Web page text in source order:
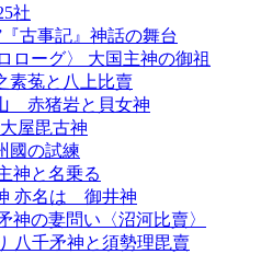
社
古事記』神話の舞台
ローグ〉 大国主神の御祖
素菟と八上比賣
赤猪岩と貝女神
屋毘古神
國の試練
神と名乗る
亦名は 御井神
神の妻問い〈沼河比賣〉
八千矛神と須勢理毘賣